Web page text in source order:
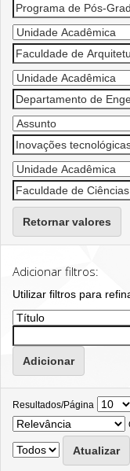
Retornar valores
Adicionar filtros:
Utilizar filtros para
Resultados/Página